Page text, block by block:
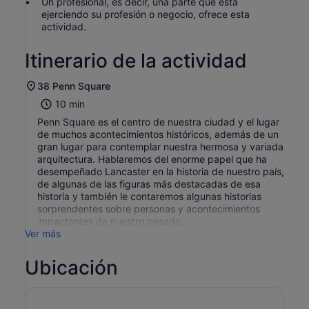
ejerciendo su profesión o negocio, ofrece esta
actividad.
Itinerario de la actividad
38 Penn Square
10 min
Penn Square es el centro de nuestra ciudad y el lugar
de muchos acontecimientos históricos, además de un
gran lugar para contemplar nuestra hermosa y variada
arquitectura. Hablaremos del enorme papel que ha
desempeñado Lancaster en la historia de nuestro país,
de algunas de las figuras más destacadas de esa
historia y también le contaremos algunas historias
sorprendentes sobre personas y acontecimientos
impactantes de nuestro pasado.
Ver más
Ubicación